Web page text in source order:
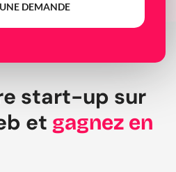
DEMANDE
start-up sur
et gagnez en